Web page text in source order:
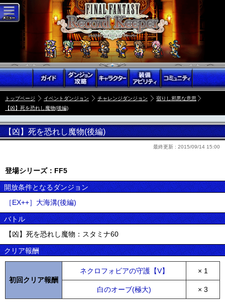
トップページ イベントダンジョン チャレンジダンジョン
宿りし邪悪な意思
【凶】死を恐れし魔物(後編)
【凶】死を恐れし魔物(後編)
最終更新 : 2015/09/14 15:00
登場シリーズ：FF5
開放条件となるダンジョン
［EX++］大海溝(後編)
バトル
【凶】死を恐れし魔物：スタミナ60
クリア報酬
初回クリア報酬
ネクロフォビアの守護【V】 × 1
白のオーブ(極大) × 3